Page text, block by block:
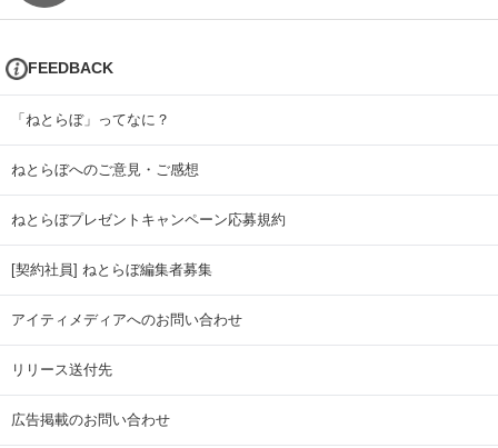
FEEDBACK
「ねとらぼ」ってなに？
ねとらぼへのご意見・ご感想
ねとらぼプレゼントキャンペーン応募規約
[契約社員] ねとらぼ編集者募集
アイティメディアへのお問い合わせ
リリース送付先
広告掲載のお問い合わせ